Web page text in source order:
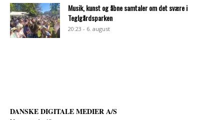
Musik, kunst og åbne samtaler om det svære i
Teglgårdsparken
20:23 - 6. august
DANSKE DIGITALE MEDIER A/S